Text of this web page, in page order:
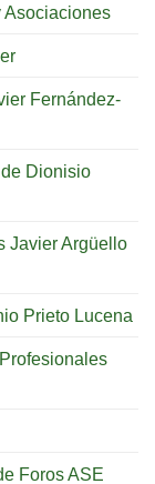
Asociaciones
Fernández-
Dionisio
Javier Argüello
Prieto Lucena
Foros ASE